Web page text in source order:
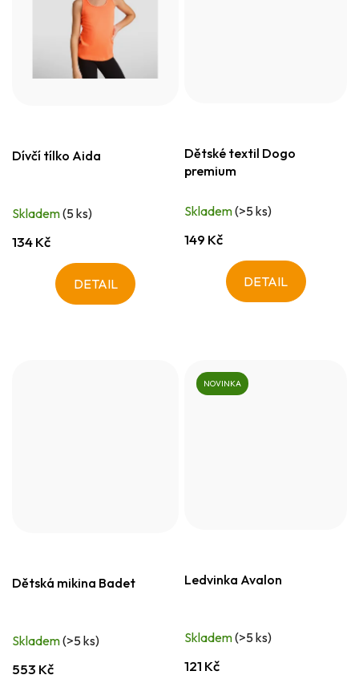
Dívčí tílko Aida
Skladem(5 ks)
134 Kč
DETAIL
Dětské textil Dogo
premium
Skladem(>5 ks)
149 Kč
DETAIL
Dětská mikina Badet
Skladem(>5 ks)
553 Kč
NOVINKA
Ledvinka Avalon
Skladem(>5 ks)
121 Kč